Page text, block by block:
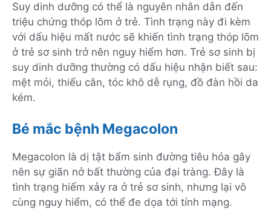
Suy dinh dưỡng có thể là nguyên nhân dẫn đến
triệu chứng thóp lõm ở trẻ. Tình trạng này đi kèm
với dấu hiệu mất nước sẽ khiến tình trạng thóp lõm
ở trẻ sơ sinh trở nên nguy hiểm hơn. Trẻ sơ sinh bị
suy dinh dưỡng thường có dấu hiệu nhận biết sau:
mệt mỏi, thiếu cân, tóc khô dễ rụng, đồ đàn hồi da
kém.
Bé mắc bệnh Megacolon
Megacolon là dị tật bẩm sinh đường tiêu hóa gây
nên sự giãn nở bất thường của đại tràng. Đây là
tình trạng hiếm xảy ra ở trẻ sơ sinh, nhưng lại vô
cùng nguy hiểm, có thể đe dọa tới tính mạng.